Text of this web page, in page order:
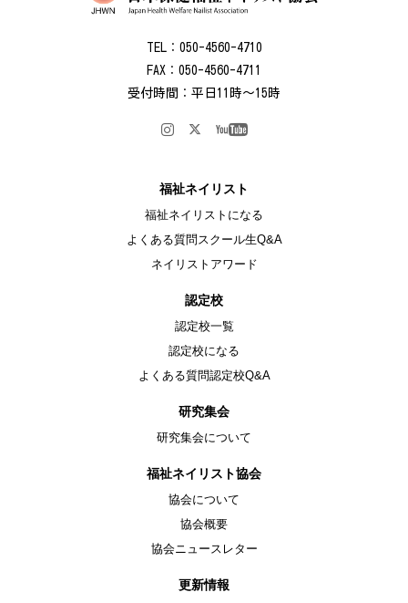
TEL：050-4560-4710
FAX：050-4560-4711
受付時間：平日11時～15時
福祉ネイリスト
福祉ネイリストになる
よくある質問スクール生Q&A
ネイリストアワード
認定校
認定校一覧
認定校になる
よくある質問認定校Q&A
研究集会
研究集会について
福祉ネイリスト協会
協会について
協会概要
協会ニュースレター
更新情報